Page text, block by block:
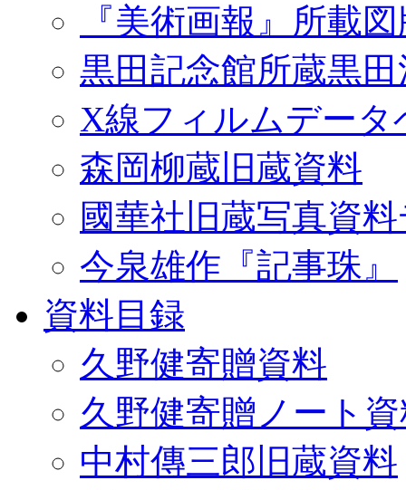
『美術画報』所載
黒田記念館所蔵黒
X線フィルムデータ
森岡柳蔵旧蔵資料
國華社旧蔵写真資
今泉雄作『記事珠』
資料目録
久野健寄贈資料
久野健寄贈ノート
中村傳三郎旧蔵資料